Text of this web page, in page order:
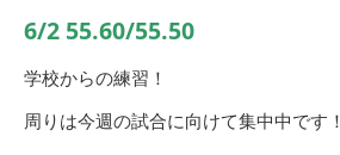
6/2 55.60/55.50
学校からの練習！
周りは今週の試合に向けて集中中です！